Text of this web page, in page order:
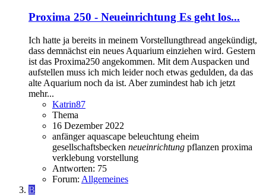
Proxima 250 - Neueinrichtung Es geht los...
Ich hatte ja bereits in meinem Vorstellungthread angekündigt,
dass demnächst ein neues Aquarium einziehen wird. Gestern
ist das Proxima250 angekommen. Mit dem Auspacken und
aufstellen muss ich mich leider noch etwas gedulden, da das
alte Aquarium noch da ist. Aber zumindest hab ich jetzt
mehr...
Katrin87
Thema
16 Dezember 2022
anfängeraquascape beleuchtung eheim
gesellschaftsbecken neueinrichtung pflanzen proxima
verklebung vorstellung
Antworten: 75
Forum: Allgemeines
B